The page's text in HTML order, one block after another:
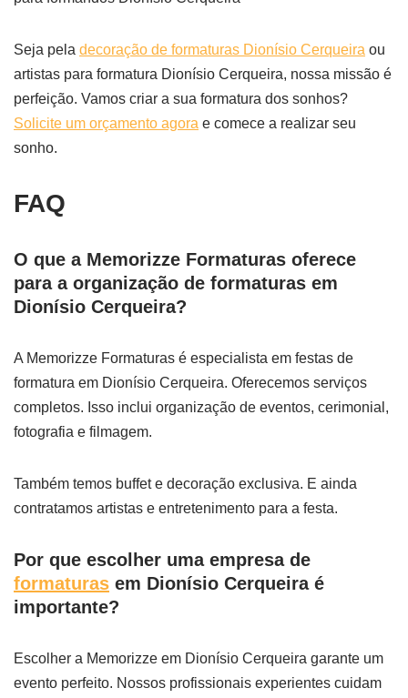
Seja pela decoração de formaturas Dionísio Cerqueira ou
artistas para formatura Dionísio Cerqueira, nossa missão é
perfeição. Vamos criar a sua formatura dos sonhos?
Solicite um orçamento agora e comece a realizar seu
sonho.
FAQ
O que a Memorizze Formaturas oferece
para a organização de formaturas em
Dionísio Cerqueira?
A Memorizze Formaturas é especialista em festas de
formatura em Dionísio Cerqueira. Oferecemos serviços
completos. Isso inclui organização de eventos, cerimonial,
fotografia e filmagem.
Também temos buffet e decoração exclusiva. E ainda
contratamos artistas e entretenimento para a festa.
Por que escolher uma empresa de
formaturas em Dionísio Cerqueira é
importante?
Escolher a Memorizze em Dionísio Cerqueira garante um
evento perfeito. Nossos profissionais experientes cuidam